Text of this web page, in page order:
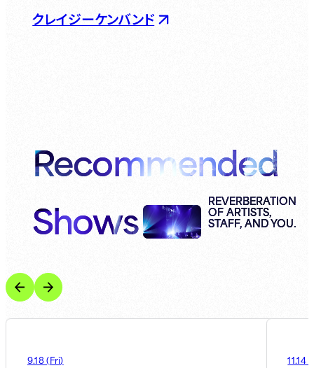
クレイジーケンバンド
Recommended
Shows
REVERBERATION
OF ARTISTS,
STAFF, AND YOU.
9.18(Fri) 11.14(